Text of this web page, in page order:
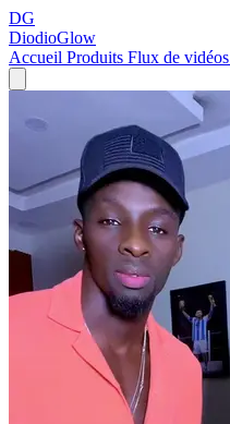
DG
DiodioGlow
Accueil Produits Flux de vidéos